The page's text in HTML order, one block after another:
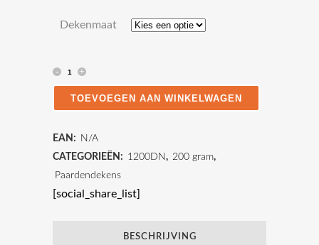
Dekenmaat
Water-
paardendeken
200
gram
TOEVOEGEN AAN WINKELWAGEN
EAN:
N/A
CATEGORIEËN: 1200DN, 200 gram,
Paardendekens
[social_share_list]
BESCHRIJVING